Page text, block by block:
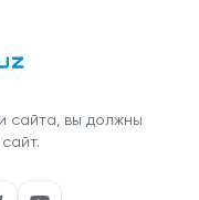
сайта, вы должны